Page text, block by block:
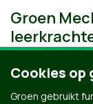
Groen
Cookies op
Groen gebruikt